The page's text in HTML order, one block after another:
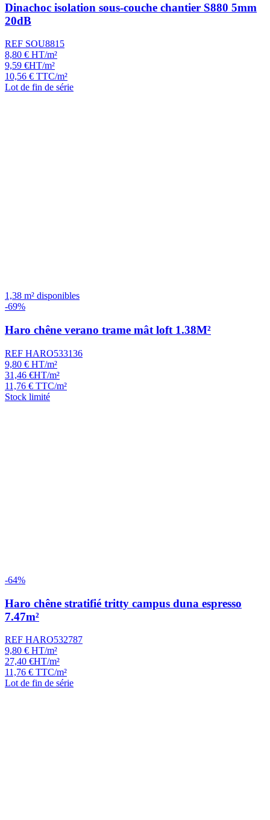
Dinachoc isolation sous-couche chantier S880 5mm
20dB
REF SOU8815
8,80 € HT/m²
9,59 €HT/m²
10,56 € TTC/m²
Lot de fin de série
1,38 m² disponibles
-69%
Haro chêne verano trame mât loft 1.38M²
REF HARO533136
9,80 € HT/m²
31,46 €HT/m²
11,76 € TTC/m²
Stock limité
-64%
Haro chêne stratifié tritty campus duna espresso
7.47m²
REF HARO532787
9,80 € HT/m²
27,40 €HT/m²
11,76 € TTC/m²
Lot de fin de série